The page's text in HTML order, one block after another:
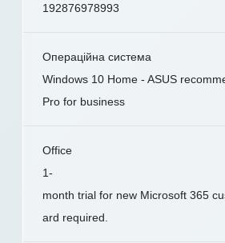
192876978993
Операційна система
Windows 10 Home - ASUS
Pro for business
Office
1-
month trial for new Microsoft 365
ard required.